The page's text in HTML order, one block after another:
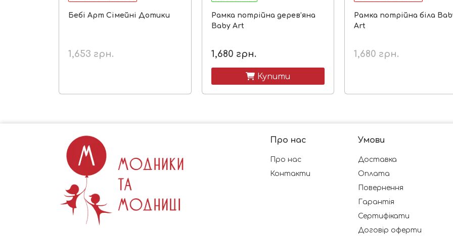
Бебі Арт Сімейні Дотики
1,653 грн.
Рамка потрійна дерев’яна
Baby Art
1,680 грн.
 Купити
Рамка потрійна біла
Art
1,680 грн.
Про нас
Про нас
Контакти
Умови
Доставка
Оплата
Повернення
Гарантія
Сертифікати
Договір оферти